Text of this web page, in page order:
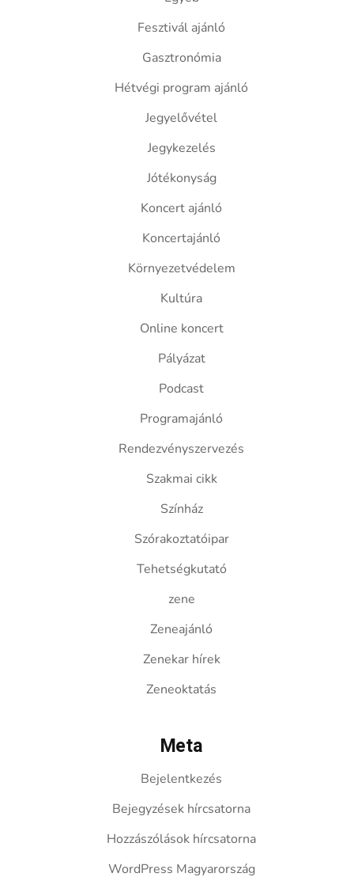
Fesztivál ajánló
Gasztronómia
Hétvégi program ajánló
Jegyelővétel
Jegykezelés
Jótékonyság
Koncert ajánló
Koncertajánló
Környezetvédelem
Kultúra
Online koncert
Pályázat
Podcast
Programajánló
Rendezvényszervezés
Szakmai cikk
Színház
Szórakoztatóipar
Tehetségkutató
zene
Zeneajánló
Zenekar hírek
Zeneoktatás
Meta
Bejelentkezés
Bejegyzések hírcsatorna
Hozzászólások hírcsatorna
WordPress Magyarország